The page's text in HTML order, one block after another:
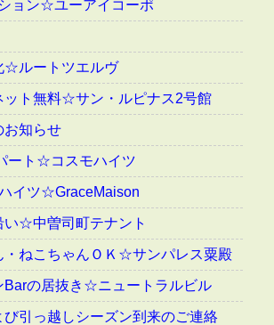
ョン☆ユーアイコーポ
☆ルートツエルヴ
ット無料☆サン・ルピナス2号館
お知らせ
ート☆コスモハイツ
イツ☆GraceMaison
い☆中曽司町テナント
・ねこちゃんＯＫ☆サンパレス粟殿
Barの居抜き☆ニュートラルビル
び引っ越しシーズン到来のご連絡